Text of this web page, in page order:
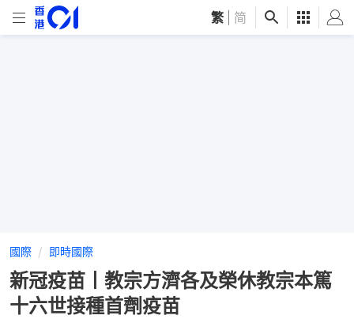
繁 简
國際 即時國際
新冠疫苗丨教宗方濟各及榮休教宗本篤
十六世接種首劑疫苗